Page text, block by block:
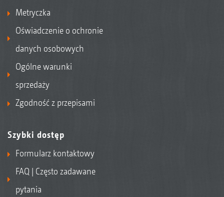
Metryczka
Oświadczenie o ochronie
danych osobowych
Ogólne warunki
sprzedaży
Zgodność z przepisami
Szybki dostęp
Formularz kontaktowy
FAQ | Często zadawane
pytania